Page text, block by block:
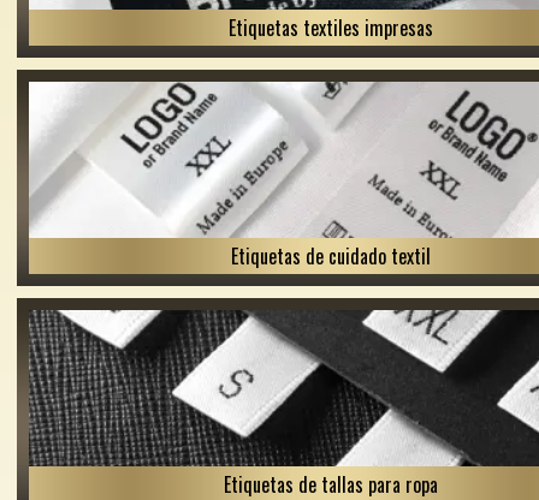
Etiquetas textiles impresas
Etiquetas de cuidado textil
Etiquetas de tallas para ropa